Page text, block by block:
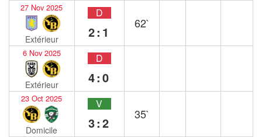
27 Nov 2025
Extérieur
D
2:1
62`
6 Nov 2025
Extérieur
D
4:0
23 Oct 2025
Domicile
V
3:2
35`